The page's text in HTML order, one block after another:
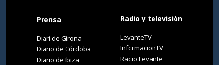
Prensa
Diari de Girona
Diario de Córdoba
Diario de Ibiza
Radio y televisión
LevanteTV
InformacionTV
Radio Levante